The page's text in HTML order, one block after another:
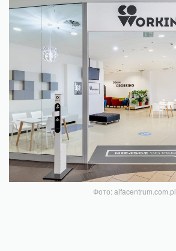
Фото: alfacentrum.com.pl